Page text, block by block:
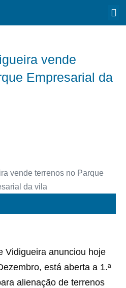
vende
Empresarial da
Vidigueira anunciou hoje
está aberta a 1.ª
alienação de terrenos